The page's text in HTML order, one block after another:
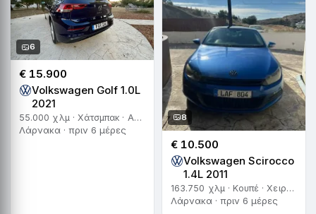
6
€ 15.900
Volkswagen Golf 1.0L
2021
55.000 χλμ · Χάτσμπακ · Αυτόματο
Λάρνακα · πριν 6 μέρες
8
€ 10.500
Volkswagen Scirocco
1.4L 2011
163.750 χλμ · Κουπέ · Χειροκίνητο
Λάρνακα · πριν 6 μέρες